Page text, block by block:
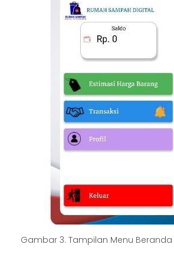
Gambar 3. Tampilan Menu